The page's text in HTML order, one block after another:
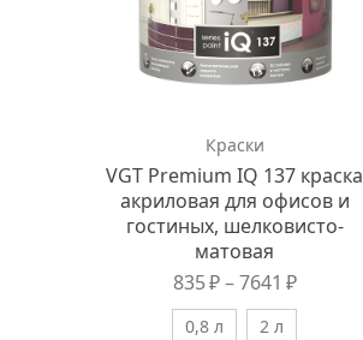
Краски
VGT Premium IQ 137 краска
акриловая для офисов и
гостиных, шелковисто-
матовая
835₽ – 7641 ₽
0,8 л 2 л